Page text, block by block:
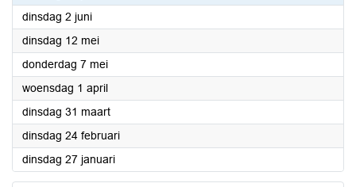
dinsdag 2 juni2026
dinsdag 12 mei2026
donderdag 7 mei2026
woensdag 1 april2026
dinsdag 31 maart2026
dinsdag 24 februari2026
dinsdag 27 januari2026